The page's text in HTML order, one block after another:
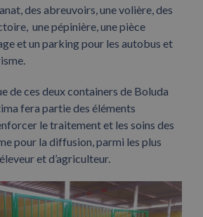
des abreuvoirs, une volière, des
une pépinière, une pièce
et un parking pour les autobus et
de ces deux containers de Boluda
fera partie des éléments
le traitement et les soins des
pour la diffusion, parmi les plus
et d’agriculteur.